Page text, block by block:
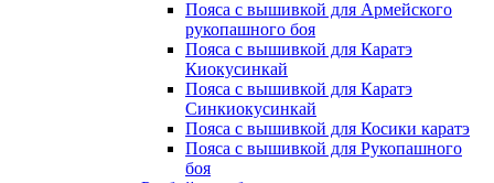
Пояса с вышивкой для Армейского
рукопашного боя
Пояса с вышивкой для Каратэ
Киокусинкай
Пояса с вышивкой для Каратэ
Синкиокусинкай
Пояса с вышивкой для Косики каратэ
Пояса с вышивкой для Рукопашного
боя